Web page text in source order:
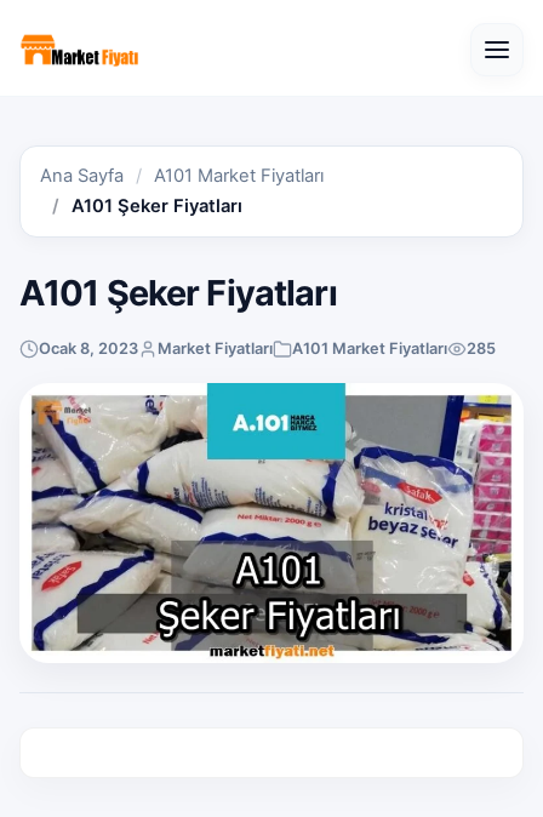
Ana Sayfa
A101 Market Fiyatları
A101 Şeker Fiyatları
A101 Şeker Fiyatları
Ocak 8, 2023 Market Fiyatları A101 Market Fiyatları 285